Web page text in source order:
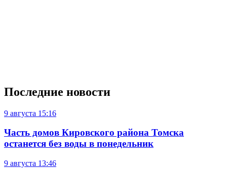
Последние новости
9 августа 15:16
Часть домов Кировского района Томска
останется без воды в понедельник
9 августа 13:46